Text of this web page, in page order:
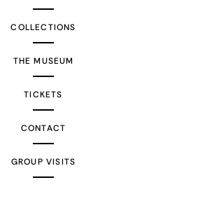
COLLECTIONS
THE MUSEUM
TICKETS
CONTACT
GROUP VISITS